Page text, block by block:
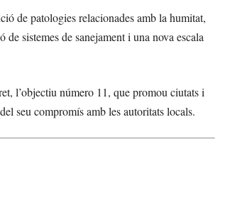
de patologies relacionades amb la humitat,
sistemes de sanejament i una nova escala
l’objectiu número 11, que promou ciutats i
seu compromís amb les autoritats locals.